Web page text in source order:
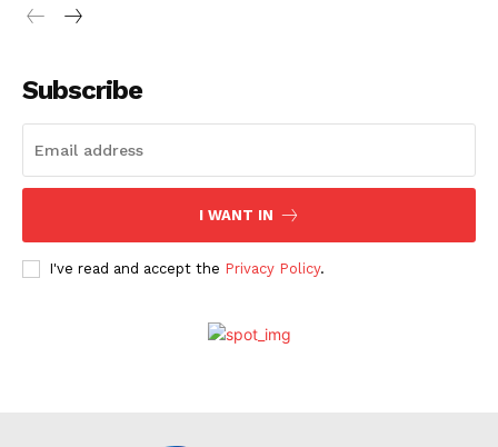
Subscribe
I WANT IN
I've read and accept the Privacy Policy.